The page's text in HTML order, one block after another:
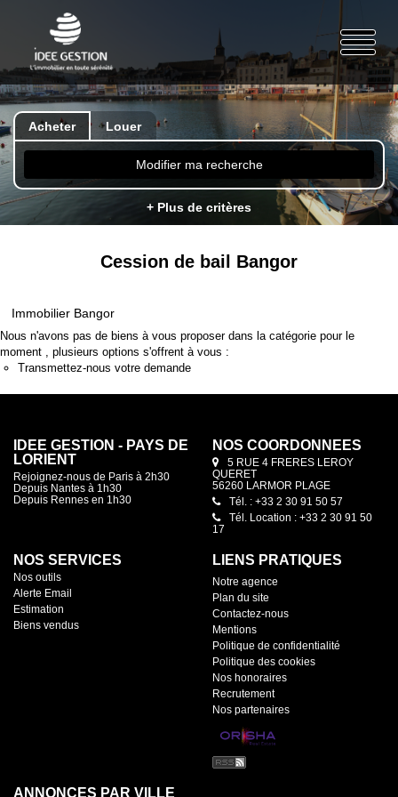
Acheter Louer
Modifier ma recherche
+ Plus de critères
Cession de bail Bangor
Immobilier Bangor
Nous n'avons pas de biens à vous proposer dans la catégorie pour le
moment , plusieurs options s'offrent à vous :
Transmettez-nous votre demande
IDEE GESTION - PAYS DE
LORIENT
Rejoignez-nous de Paris à 2h30
Depuis Nantes à 1h30
Depuis Rennes en 1h30
NOS COORDONNÉES
5 RUE 4 FRERES LEROY
QUERET
56260 LARMOR PLAGE
Tél. : +33 2 30 91 50 57
Tél. Location : +33 2 30 91 50
17
NOS SERVICES
Nos outils
Alerte Email
Estimation
Biens vendus
LIENS PRATIQUES
Notre agence
Plan du site
Contactez-nous
Mentions
Politique de confidentialité
Politique des cookies
Nos honoraires
Recrutement
Nos partenaires
ANNONCES PAR VILLE